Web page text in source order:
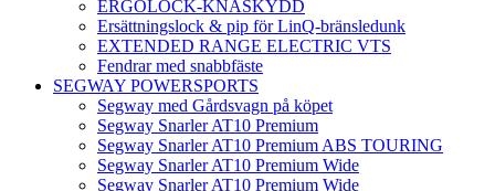
ERGOLOCK-KNÄSKYDD
Ersättningslock & pip för LinQ-bränsledunk
EXTENDED RANGE ELECTRIC VTS
Fendrar med snabbfäste
SEGWAY POWERSPORTS
Segway med Gårdsvagn på köpet
Segway Snarler AT10 Premium
Segway Snarler AT10 Premium ABS TOURING
Segway Snarler AT10 Premium Wide
Segway Snarler AT10 Premium Wide